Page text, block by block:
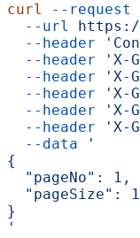
curl --request
  --url
https://
  --header
  --header
'X-
  --header
'X-
  --header
'X-
  --header
'X-
  --header
'X-
  --data
'
{
  "pageNo": 1,
"pageSize":
}
'